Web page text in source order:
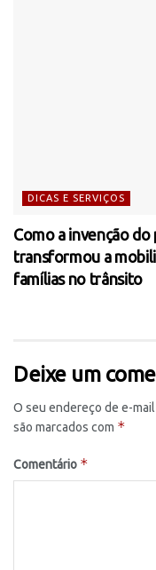
DICAS E SERVIÇOS
Como a invenção
transformou a
famílias no trânsito
Deixe um
O seu endereço de e-
são marcados com *
Comentário *